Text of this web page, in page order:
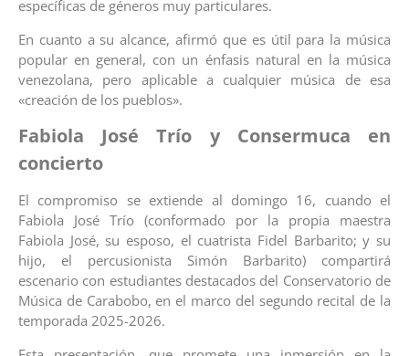
específicas de géneros muy particulares.
En cuanto a su alcance, afirmó que es útil para la música
popular en general, con un énfasis natural en la música
venezolana, pero aplicable a cualquier música de esa
«creación de los pueblos».
Fabiola José Trío y Consermuca en
concierto
​El compromiso se extiende al domingo 16, cuando el
Fabiola José Trío (conformado por la propia maestra
Fabiola José, su esposo, el cuatrista Fidel Barbarito; y su
hijo, el percusionista Simón Barbarito) compartirá
escenario con estudiantes destacados del Conservatorio de
Música de Carabobo, en el marco del segundo recital de la
temporada 2025-2026.